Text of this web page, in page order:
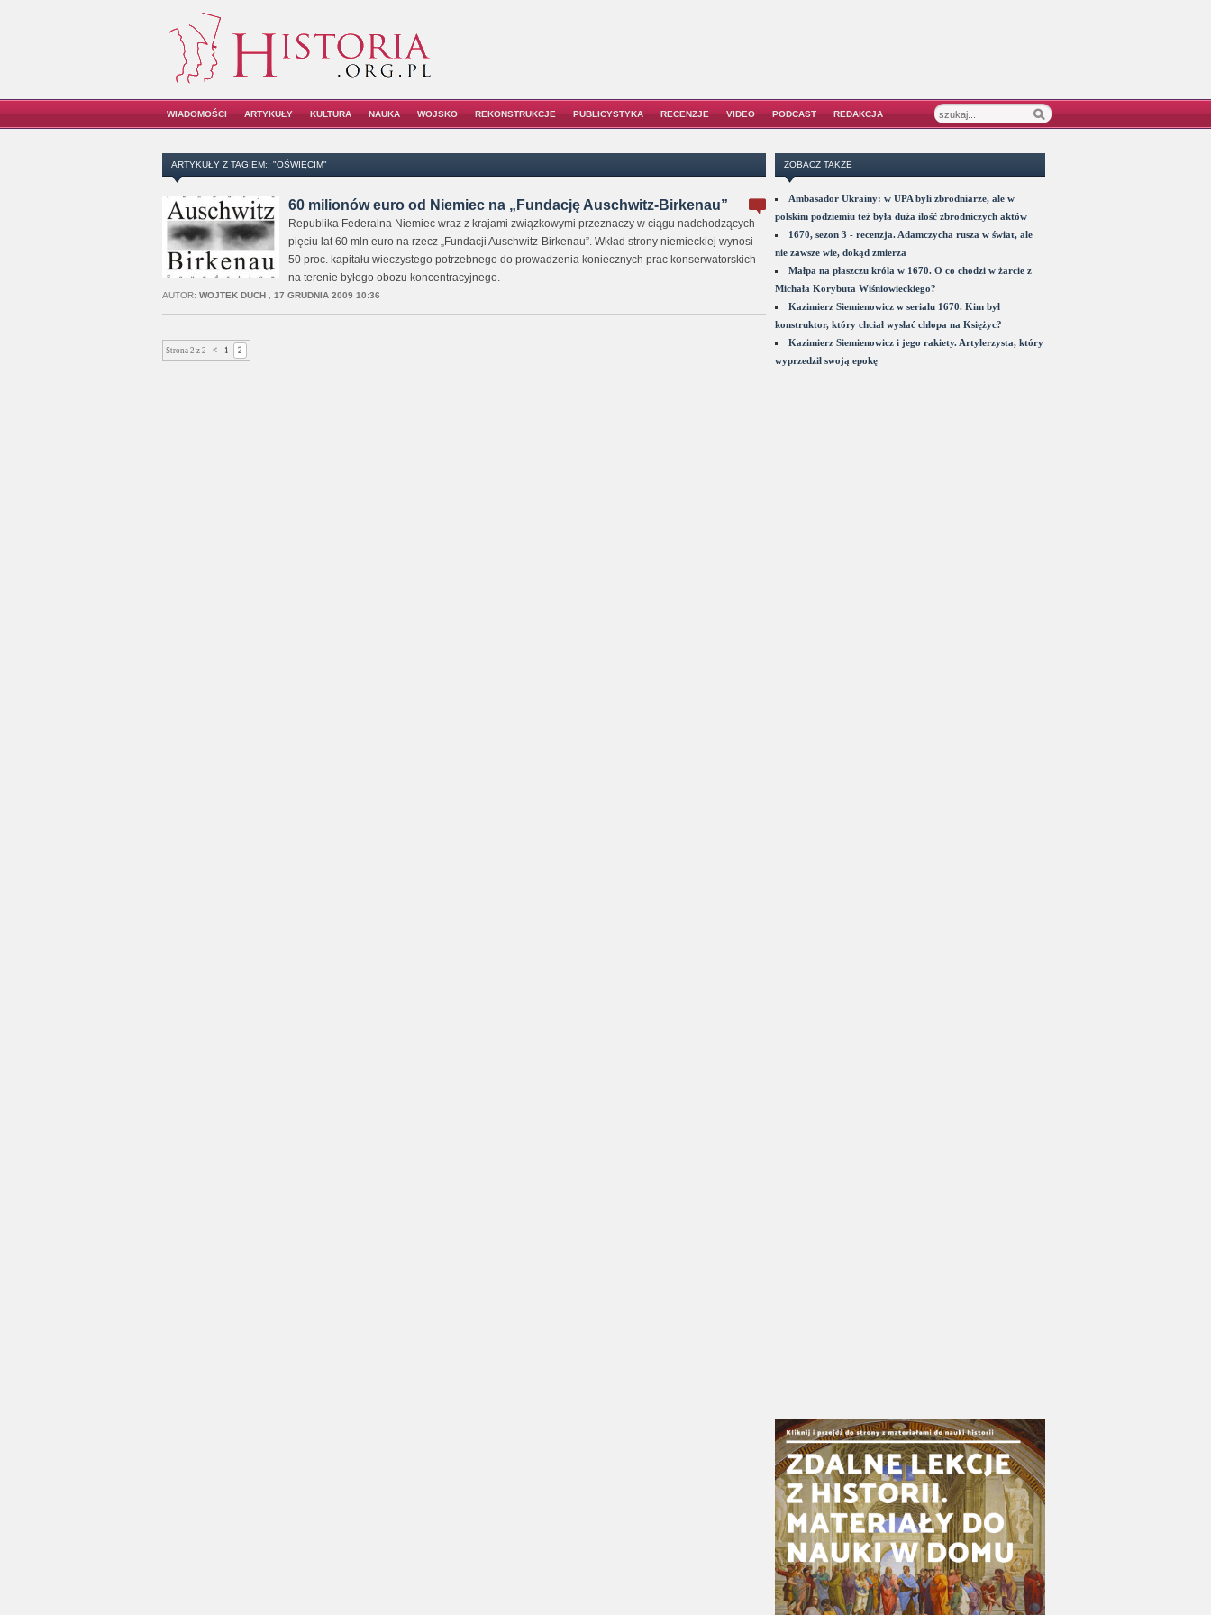
WIADOMOŚCI ARTYKUŁY KULTURA NAUKA WOJSKO REKONSTRUKCJE PUBLICYSTYKA RECENZJE VIDEO PODCAST REDAKCJA
ARTYKUŁY Z TAGIEM:: "OŚWIĘCIM"
60 milionów euro od Niemiec na „Fundację Auschwitz-Birkenau”
Republika Federalna Niemiec wraz z krajami związkowymi przeznaczy w ciągu nadchodzących
pięciu lat 60 mln euro na rzecz „Fundacji Auschwitz-Birkenau”. Wkład strony niemieckiej wynosi
50 proc. kapitału wieczystego potrzebnego do prowadzenia koniecznych prac konserwatorskich
na terenie byłego obozu koncentracyjnego.
AUTOR: WOJTEK DUCH, 17 GRUDNIA 2009 10:36
Strona 2 z 2 < 1 2
ZOBACZ TAKŻE
Ambasador Ukrainy: w UPA byli zbrodniarze, ale w
polskim podziemiu też była duża ilość zbrodniczych aktów
1670, sezon 3 - recenzja. Adamczycha rusza w świat, ale
nie zawsze wie, dokąd zmierza
Małpa na płaszczu króla w 1670. O co chodzi w żarcie z
Michała Korybuta Wiśniowieckiego?
Kazimierz Siemienowicz w serialu 1670. Kim był
konstruktor, który chciał wysłać chłopa na Księżyc?
Kazimierz Siemienowicz i jego rakiety. Artylerzysta, który
wyprzedził swoją epokę